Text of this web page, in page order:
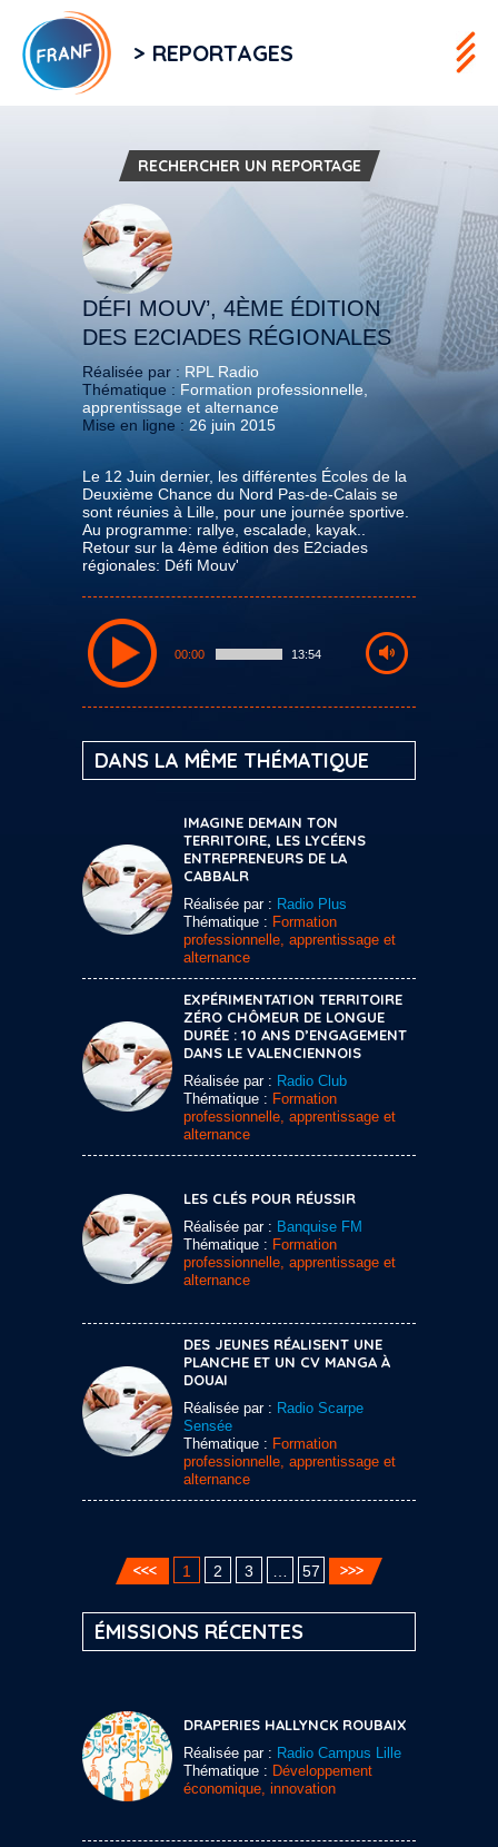
> REPORTAGES
RECHERCHER UN REPORTAGE
DÉFI MOUV’, 4ÈME ÉDITION
DES E2CIADES RÉGIONALES
Réalisée par : RPL Radio
Thématique : Formation professionnelle,
apprentissage et alternance
Mise en ligne : 26 juin 2015
Le 12 Juin dernier, les différentes Écoles de la
Deuxième Chance du Nord Pas-de-Calais se
sont réunies à Lille, pour une journée sportive.
Au programme: rallye, escalade, kayak..
Retour sur la 4ème édition des E2ciades
régionales: Défi Mouv'
00:00 13:54
DANS LA MÊME THÉMATIQUE
IMAGINE DEMAIN TON
TERRITOIRE, LES LYCÉENS
ENTREPRENEURS DE LA
CABBALR
Réalisée par : Radio Plus
Thématique : Formation
professionnelle, apprentissage et
alternance
EXPÉRIMENTATION TERRITOIRE
ZÉRO CHÔMEUR DE LONGUE
DURÉE : 10 ANS D’ENGAGEMENT
DANS LE VALENCIENNOIS
Réalisée par : Radio Club
Thématique : Formation
professionnelle, apprentissage et
alternance
LES CLÉS POUR RÉUSSIR
Réalisée par : Banquise FM
Thématique : Formation
professionnelle, apprentissage et
alternance
DES JEUNES RÉALISENT UNE
PLANCHE ET UN CV MANGA À
DOUAI
Réalisée par : Radio Scarpe
Sensée
Thématique : Formation
professionnelle, apprentissage et
alternance
1 2 3 57
ÉMISSIONS RÉCENTES
DRAPERIES HALLYNCK ROUBAIX
Réalisée par : Radio Campus Lille
Thématique : Développement
économique, innovation